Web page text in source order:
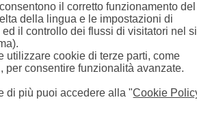
il corretto funzionamento del
della lingua e le impostazioni di
il controllo dei flussi di visitatori nel
utilizzare cookie di terze parti, come
per consentire funzionalità avanzate.
di più puoi accedere alla "Cookie